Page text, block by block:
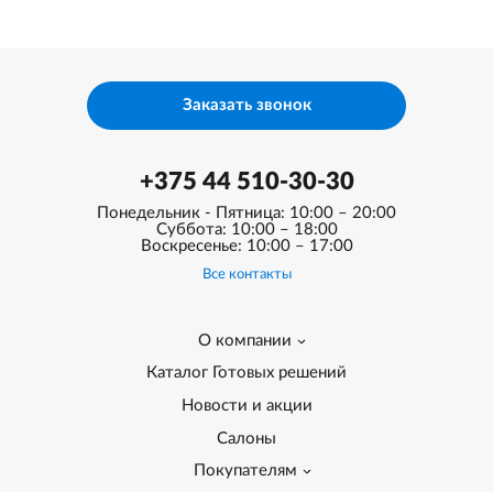
+375 44 510-30-30
Понедельник - Пятница: 10:00 – 20:00
Суббота: 10:00 – 18:00
Воскресенье: 10:00 – 17:00
Все контакты
О компании
Каталог Готовых решений
Новости и акции
Салоны
Покупателям
Заказать звонок